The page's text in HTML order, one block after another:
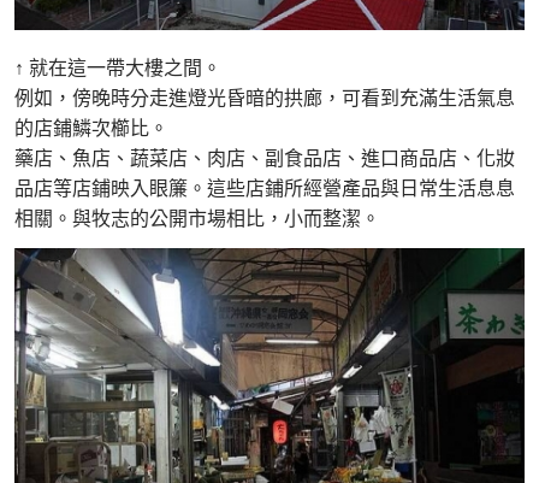
↑ 就在這一帶大樓之間。
例如，傍晚時分走進燈光昏暗的拱廊，可看到充滿生活氣息
的店鋪鱗次櫛比。
藥店、魚店、蔬菜店、肉店、副食品店、進口商品店、化妝
品店等店鋪映入眼簾。這些店鋪所經營產品與日常生活息息
相關。與牧志的公開市場相比，小而整潔。